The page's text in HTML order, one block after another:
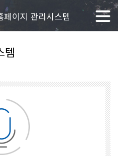
페이지 관리시스템
템